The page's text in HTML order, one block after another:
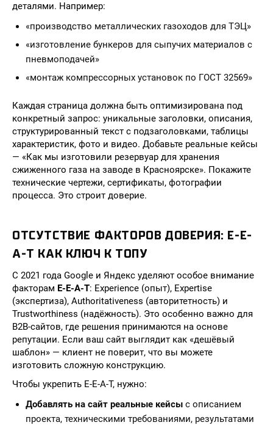
деталями. Например:
«производство металлических газоходов для ТЭЦ»
«изготовление бункеров для сыпучих материалов с
пневмоподачей»
«монтаж компрессорных установок по ГОСТ 32569»
Каждая страница должна быть оптимизирована под
конкретный запрос: уникальные заголовки, описания,
структурированный текст с подзаголовками, таблицы
характеристик, фото и видео. Добавьте реальные кейсы
— «Как мы изготовили резервуар для хранения
сжиженного газа на заводе в Красноярске». Покажите
технические чертежи, сертификаты, фотографии
процесса. Это строит доверие.
ОТСУТСТВИЕ ФАКТОРОВ ДОВЕРИЯ: E-E-
A-T КАК КЛЮЧ К ТОПУ
С 2021 года Google и Яндекс уделяют особое внимание
факторам E-E-A-T: Experience (опыт), Expertise
(экспертиза), Authoritativeness (авторитетность) и
Trustworthiness (надёжность). Это особенно важно для
B2B-сайтов, где решения принимаются на основе
репутации. Если ваш сайт выглядит как «дешёвый
шаблон» — клиент не поверит, что вы можете
изготовить сложную конструкцию.
Чтобы укрепить E-E-A-T, нужно:
Добавлять на сайт реальные кейсы с описанием
проекта, техническими требованиями, результатами